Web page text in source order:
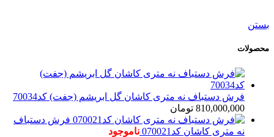
بستن
محصولات
فرش دستباف نه متری کاشان گل ابریشم (جفت) کد70034
810,000,000 تومان
فرش دستباف
نه متری کاشان کد070021
ناموجود